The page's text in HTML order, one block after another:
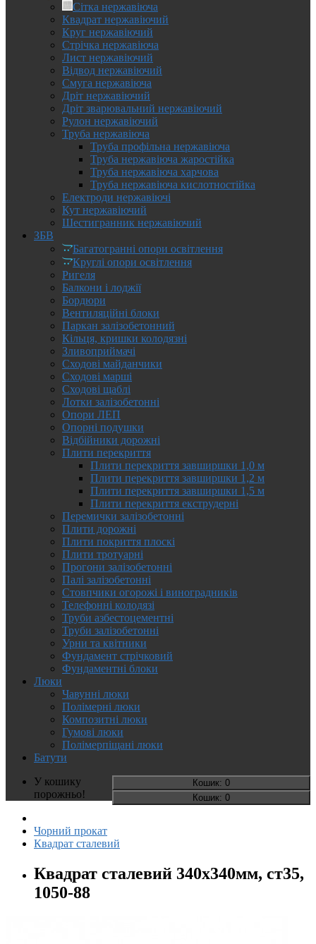
Сітка нержавіюча
Квадрат нержавіючий
Круг нержавіючий
Стрічка нержавіюча
Лист нержавіючий
Відвод нержавіючий
Смуга нержавіюча
Дріт нержавіючий
Дріт зварювальний нержавіючий
Рулон нержавіючий
Труба нержавіюча
Труба профільна нержавіюча
Труба нержавіюча жаростійка
Труба нержавіюча харчова
Труба нержавіюча кислотностійка
Електроди нержавіючі
Кут нержавіючий
Шестигранник нержавіючий
ЗБВ
Багатогранні опори освітлення
Круглі опори освітлення
Ригеля
Балкони і лоджії
Бордюри
Вентиляційні блоки
Паркан залізобетонний
Кільця, кришки колодязні
Зливоприймачі
Сходові майданчики
Сходові марші
Сходові щаблі
Лотки залізобетонні
Опори ЛЕП
Опорні подушки
Відбійники дорожні
Плити перекриття
Плити перекриття завширшки 1,0 м
Плити перекриття завширшки 1,2 м
Плити перекриття завширшки 1,5 м
Плити перекриття екструдерні
Перемички залізобетонні
Плити дорожні
Плити покриття плоскі
Плити тротуарні
Прогони залізобетонні
Палі залізобетонні
Стовпчики огорожі і виноградників
Телефонні колодязі
Труби азбестоцементні
Труби залізобетонні
Урни та квітники
Фундамент стрічковий
Фундаментні блоки
Люки
Чавунні люки
Полімерні люки
Композитні люки
Гумові люки
Полімерпіщані люки
Батути
Кошик: 0
Кошик: 0
У кошику
порожньо!
Чорний прокат
Квадрат сталевий
Квадрат сталевий 340х340мм, ст35,
1050-88